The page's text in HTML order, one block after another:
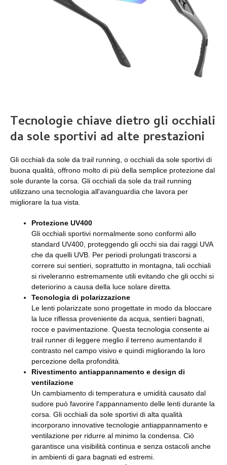
Tecnologie chiave dietro gli occhiali
da sole sportivi ad alte prestazioni
Gli occhiali da sole da trail running, o occhiali da sole sportivi di
buona qualità, offrono molto di più della semplice protezione dal
sole durante la corsa. Gli occhiali da sole da trail running
utilizzano una tecnologia all'avanguardia che lavora per
migliorare la tua vista.
Protezione UV400
Gli occhiali sportivi normalmente sono conformi allo
standard UV400, proteggendo gli occhi sia dai raggi UVA
che da quelli UVB. Per periodi prolungati trascorsi a
correre sui sentieri, soprattutto in montagna, tali occhiali
si riveleranno estremamente utili evitando che gli occhi si
deteriorino a causa della luce solare diretta.
Tecnologia di polarizzazione
Le lenti polarizzate sono progettate in modo da bloccare
la luce riflessa proveniente da acqua, sentieri bagnati,
rocce e pavimentazione. Questa tecnologia consente ai
trail runner di leggere meglio il terreno aumentando il
contrasto nel campo visivo e quindi migliorando la loro
percezione della profondità.
Rivestimento antiappannamento e design di
ventilazione
Un cambiamento di temperatura e umidità causato dal
sudore può favorire l'appannamento delle lenti durante la
corsa. Gli occhiali da sole sportivi di alta qualità
incorporano innovative tecnologie antiappannamento e
ventilazione per ridurre al minimo la condensa. Ciò
garantisce una visibilità continua e senza ostacoli anche
in ambienti di gara bagnati ed estremi.